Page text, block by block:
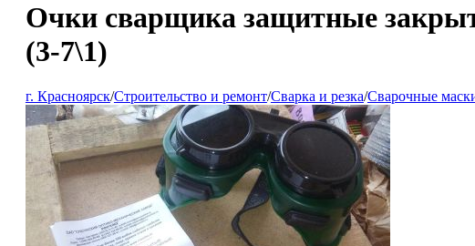
Очки сварщика защитные
(3-7\1)
г. Красноярск/Строительство и ремонт/Сварка и резка/Сварочные